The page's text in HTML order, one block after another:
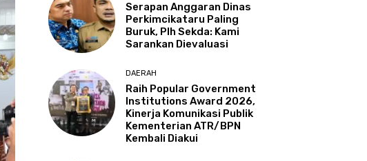
Serapan Anggaran Dinas
Perkimcikataru Paling
Buruk, Plh Sekda: Kami
Sarankan Dievaluasi
DAERAH
Raih Popular Government
Institutions Award 2026,
Kinerja Komunikasi Publik
Kementerian ATR/BPN
Kembali Diakui